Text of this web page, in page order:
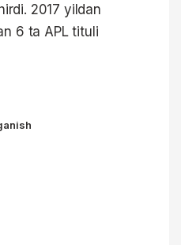
2017 yildan
6 ta APL tituli